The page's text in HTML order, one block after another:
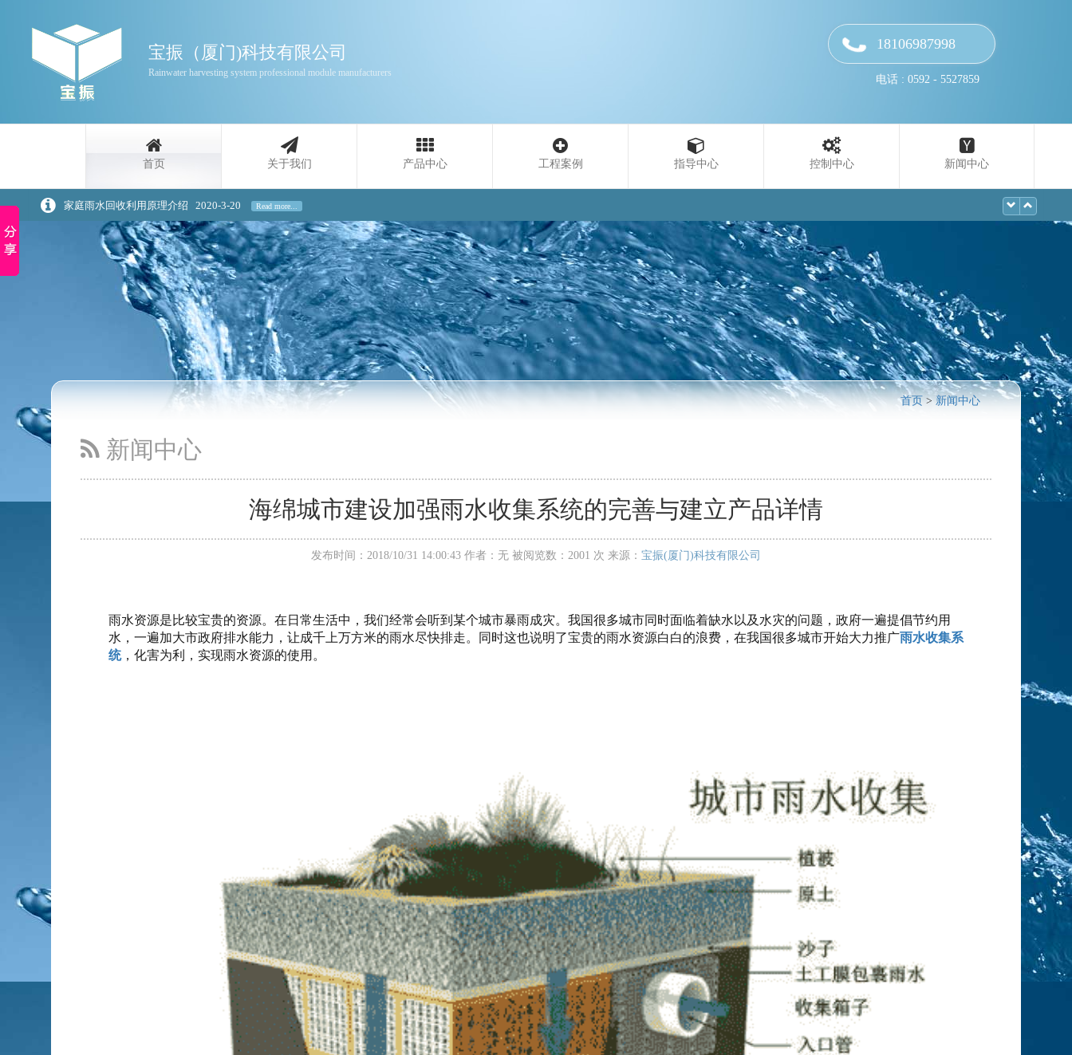
宝振（厦门)科技有限公司
Rainwater harvesting system professional module manufacturers
18106987998
电话 : 0592 - 5527859
首页 关于我们 产品中心 工程案例 指导中心 控制中心 新闻中心
家庭雨水回收利用原理介绍 2020-3-20 Read more...
浅谈景观设计中的雨水回收策略2020-3-20 Read more...
雨水收集是一种自然资源2016-3-11 Read more...
同层排水接入器法的优错误谬误2016-3-11 Read more...
雨水收集利用功能的分类2016-3-11 Read more... 首页 >新闻中心
新闻中心
海绵城市建设加强雨水收集系统的完善与建立产品详情
发布时间：2018/10/31 14:00:43 作者：无 被阅览数：2001 次 来源： 宝振(厦门)科技有限公司
雨水资源是比较宝贵的资源。在日常生活中，我们经常会听到某个城市暴雨成灾。我国很多城市同时面临着缺水以及水灾的问题，政府一遍提倡节约用
水，一遍加大市政府排水能力，让成千上万方米的雨水尽快排走。同时这也说明了宝贵的雨水资源白白的浪费，在我国很多城市开始大力推广雨水收集系
统，化害为利，实现雨水资源的使用。